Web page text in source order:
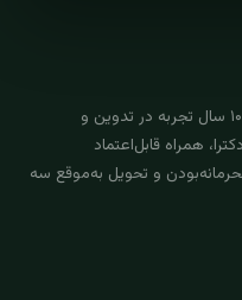
موسسه پژوهشی سبزانگشتی با بیش از ۱۰ سال تجربه در تدوین و
همراه قابل‌اعتماد
و تحویل به‌موقع سه